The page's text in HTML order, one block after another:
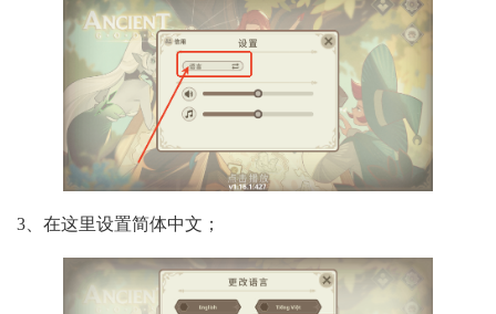
3、在这里设置简体中文；